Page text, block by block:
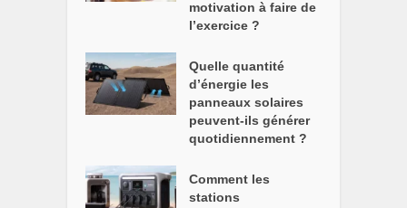
motivation à faire de
l’exercice ?
Quelle quantité
d’énergie les
panneaux solaires
peuvent-ils générer
quotidiennement ?
Comment les
stations